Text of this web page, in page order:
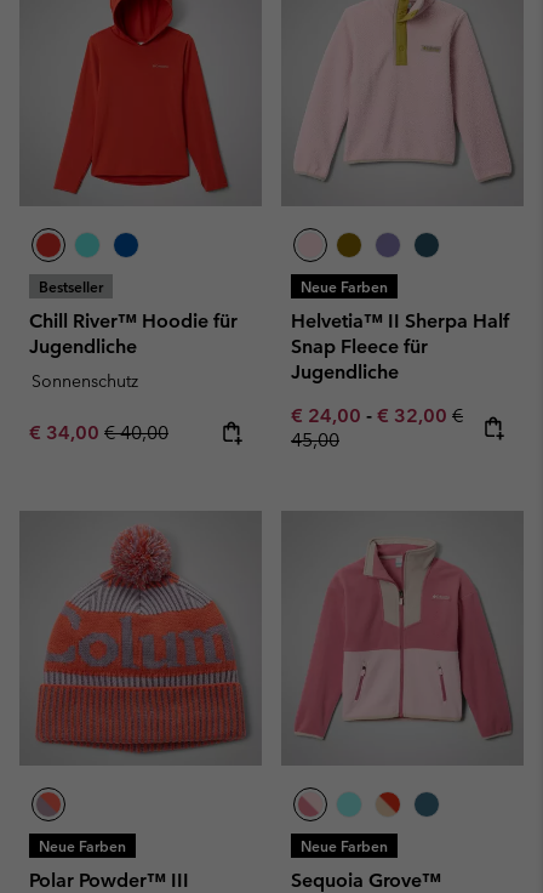
Bestseller
Chill River™ Hoodie für
Jugendliche
Sonnenschutz
Sale price:
€ 34,00 Regular price:
€ 40,00
Neue Farben
Helvetia™ II Sherpa Half
Snap Fleece für
Jugendliche
Minimum sale price:
€ 24,00 - Maximum sale
€ 32,00 Regular
€
45,00
Neue Farben
Polar Powder™ III
Neue Farben
Sequoia Grove™